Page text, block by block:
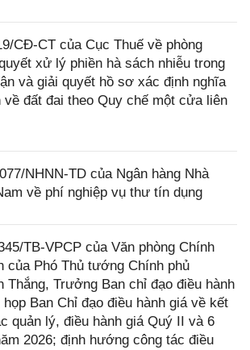
CĐ-CT của Cục Thuế về phòng
xử lý phiền hà sách nhiễu trong
và giải quyết hồ sơ xác định nghĩa
đất đai theo Quy chế một cửa liên
NHNN-TD của Ngân hàng Nhà
về phí nghiệp vụ thư tín dụng
TB-VPCP của Văn phòng Chính
của Phó Thủ tướng Chính phủ
Thắng, Trưởng Ban chỉ đạo điều hành
Ban Chỉ đạo điều hành giá về kết
quản lý, điều hành giá Quý II và 6
2026; định hướng công tác điều